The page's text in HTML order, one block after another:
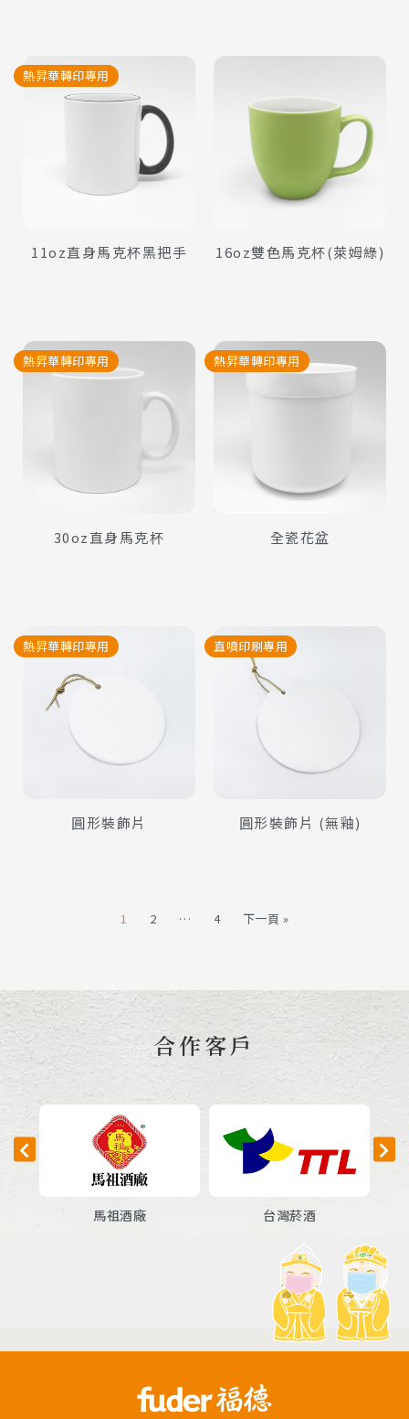
熱昇華轉印專用
查看內容
11oz直身馬克杯黑把手 16oz雙色馬克杯(萊姆綠)
熱昇華轉印專用
30oz直身馬克杯
熱昇華轉印專用
全瓷花盆
熱昇華轉印專用
圓形裝飾片
直噴印刷專用
圓形裝飾片 (無釉)
1 2 … 4 下一頁 »
合作客戶
馬祖酒廠 台灣菸酒